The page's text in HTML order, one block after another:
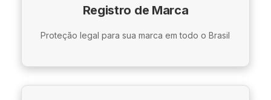
Registro de Marca
Proteção legal para sua marca em todo o Brasil